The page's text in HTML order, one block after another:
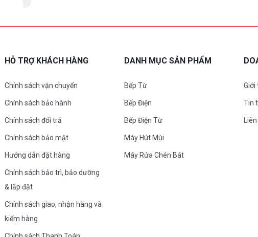
HỖ TRỢ KHÁCH HÀNG
Chính sách vận chuyển
Chính sách bảo hành
Chính sách đổi trả
Chính sách bảo mật
Hướng dẫn đặt hàng
Chính sách bảo trì, bảo dưỡng
& lắp đặt
Chính sách giao, nhận hàng và
kiểm hàng
DANH MỤC SẢN PHẨM
Bếp Từ
Bếp Điện
Bếp Điện Từ
Máy Hút Mùi
Máy Rửa Chén Bát
Giới
Tin